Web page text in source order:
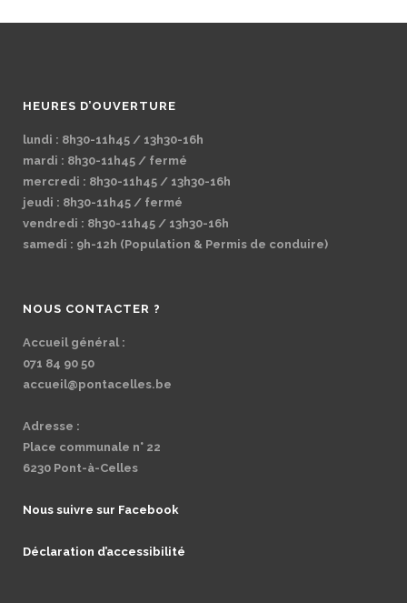
HEURES D’OUVERTURE
lundi : 8h30-11h45 / 13h30-16h
mardi : 8h30-11h45 / fermé
mercredi : 8h30-11h45 / 13h30-16h
jeudi : 8h30-11h45 / fermé
vendredi : 8h30-11h45 / 13h30-16h
samedi : 9h-12h (Population & Permis de conduire)
NOUS CONTACTER ?
Accueil général :
071 84 90 50
accueil@pontacelles.be
Adresse :
Place communale n° 22
6230 Pont-à-Celles
Nous suivre sur Facebook
Déclaration d’accessibilité